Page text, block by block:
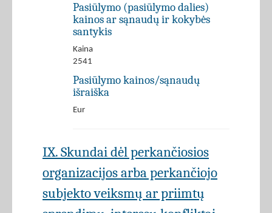
Pasiūlymo (pasiūlymo dalies)
kainos ar sąnaudų ir kokybės
santykis
Kaina
2541
Pasiūlymo kainos/sąnaudų
išraiška
Eur
IX. Skundai dėl perkančiosios
organizacijos arba perkančiojo
subjekto veiksmų ar priimtų